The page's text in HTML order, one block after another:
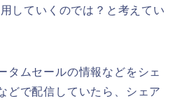
していくのでは？と考えてい
タムセールの情報などをシェ
どで配信していたら、シェア